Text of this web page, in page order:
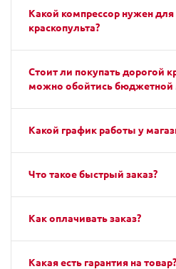
Какой компрессор нужен
краскопульта?
Стоит ли покупать дорогой
можно обойтись
Какой график работы у
Что такое быстрый заказ?
Как оплачивать заказ?
Какая есть гарантия на товар?